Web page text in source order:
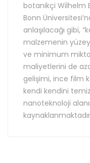
botanikçi Wilhelm
Bonn
anlaşılacağı gibi,
malzemenin
ve minimum
maliyetlerini de
gelişimi, ince film
kendi kendini
nanoteknoloji